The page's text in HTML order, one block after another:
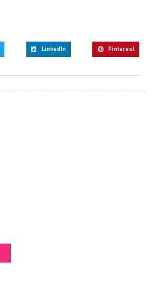
LinkedIn Pinterest